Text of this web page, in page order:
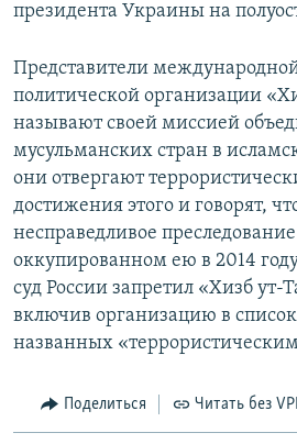
президента Украины на
Представители
политической организации
называют своей миссией
мусульманских стран в
они отвергают
достижения этого и говорят,
несправедливое
оккупированном ею в 2014
суд России запретил «Хизб ут-
включив организацию в
названных
Поделиться Читать без